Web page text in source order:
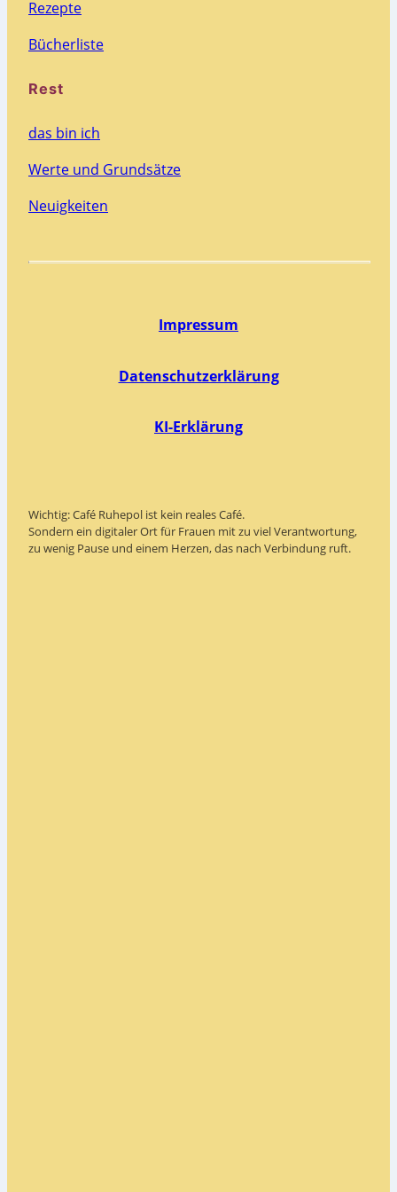
Rezepte
Bücherliste
Rest
das bin ich
Werte und Grundsätze
Neuigkeiten
Impressum
Datenschutzerklärung
KI-Erklärung
Wichtig: Café Ruhepol ist kein reales Café.
Sondern ein digitaler Ort für Frauen mit zu viel Verantwortung,
zu wenig Pause und einem Herzen, das nach Verbindung ruft.